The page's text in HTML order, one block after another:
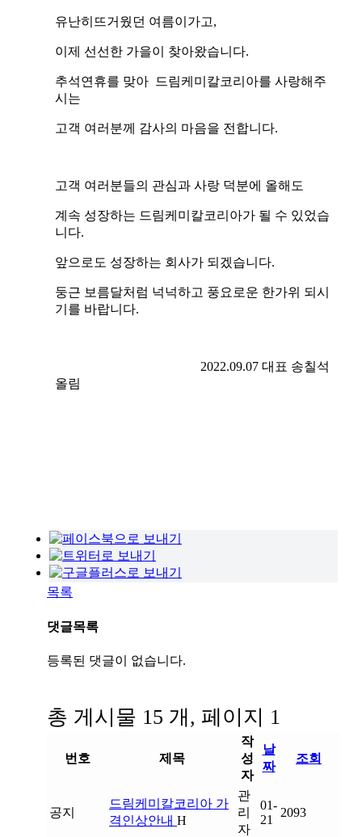
유난히뜨거웠던 여름이가고,
이제 선선한 가을이 찾아왔습니다.
추석연휴를 맞아 드림케미칼코리아를 사랑해주
시는
고객 여러분께 감사의 마음을 전합니다.
고객 여러분들의 관심과 사랑 덕분에 올해도
계속 성장하는 드림케미칼코리아가 될 수 있었습
니다.
앞으로도 성장하는 회사가 되겠습니다.
둥근 보름달처럼 넉넉하고 풍요로운 한가위 되시
기를 바랍니다.
2022.09.07 대표 송칠석
올림
목록
댓글목록
등록된 댓글이 없습니다.
총 게시물 15 개, 페이지 1
번호 제목
작
성
자
날
짜
조회
공지
드림케미칼코리아 가
격인상안내 H
관
리
자
01-
21
2093